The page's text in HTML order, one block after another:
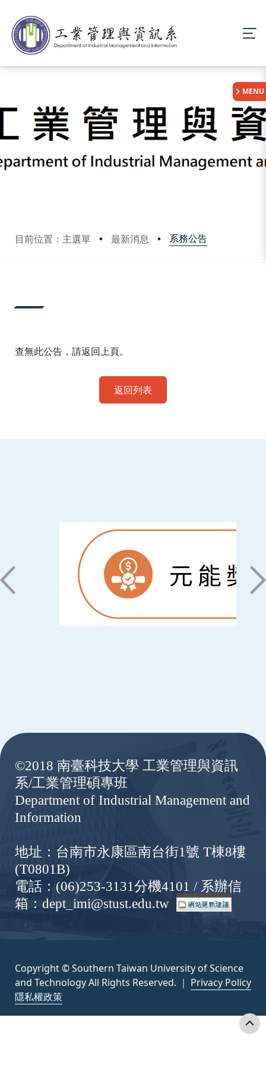
目前位置：主選單 最新消息 系務公告
:::
MENU
查無此公告，請返回上頁。
返回列表
©2018 南臺科技大學 工業管理與資訊
系/工業管理碩專班
Department of Industrial Management and
Information
地址：台南市永康區南台街1號 T棟8樓
(T0801B)
電話：(06)253-3131分機4101 / 系辦信
箱：dept_imi@stust.edu.tw
Copyright © Southern Taiwan University of Science
and Technology All Rights Reserved. ｜ Privacy Policy
隱私權政策